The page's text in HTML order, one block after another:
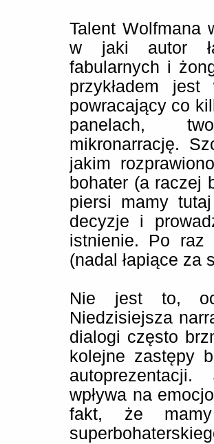
Talent Wolfmana
w jaki autor
fabularnych i
przykładem
powracający co
panelach,
mikronarrację.
jakim
bohater (a raczej
piersi mamy
decyzje i
istnienie. Po raz
(nadal łapiące za
Nie jest to,
Niedzisiejsza
dialogi często
kolejne zastępy
wpływa na
fakt, że